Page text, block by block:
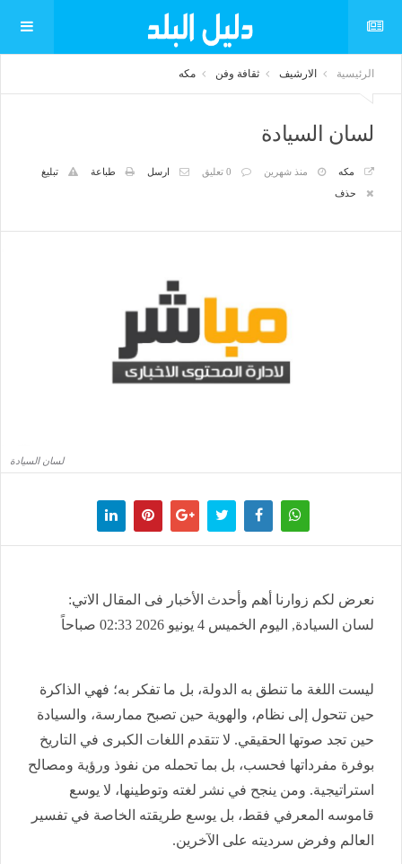
الرئيسية الارشيف ثقافة وفن مكه
لسان السيادة
مكه منذ شهرين 0 تعليق ارسل طباعة
تبليغ
حذف
لسان السيادة
نعرض لكم زوارنا أهم وأحدث الأخبار فى المقال الاتي:
لسان السيادة, اليوم الخميس 4 يونيو 2026 02:33 صباحاً
ليست اللغة ما تنطق به الدولة، بل ما تفكر به؛ فهي الذاكرة
حين تتحول إلى نظام، والهوية حين تصبح ممارسة، والسيادة
حين تجد صوتها الحقيقي. لا تتقدم اللغات الكبرى في التاريخ
بوفرة مفرداتها فحسب، بل بما تحمله من نفوذ ورؤية ومصالح
استراتيجية. ومن ينجح في نشر لغته وتوطينها، لا يوسع
قاموسه المعرفي فقط، بل يوسع طريقته الخاصة في تفسير
العالم وفرض سرديته على الآخرين.